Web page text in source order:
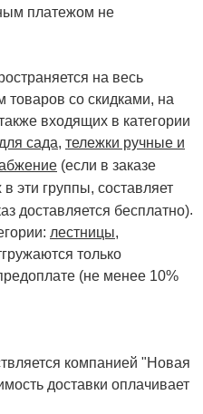
платежом не
на весь
товаров со скидками, на
входящих в категории
сада, тележки ручные и
(если в заказе
эти группы, составляет
доставляется бесплатно).
лестницы,
только
(не менее 10%
компанией "Новая
доставки оплачивает